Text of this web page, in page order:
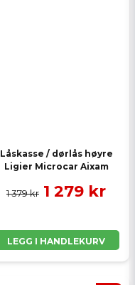
Låskasse / dørlås høyre
Ligier Microcar Aixam
1 379 kr 1 279 kr
LEGG I HANDLEKURV